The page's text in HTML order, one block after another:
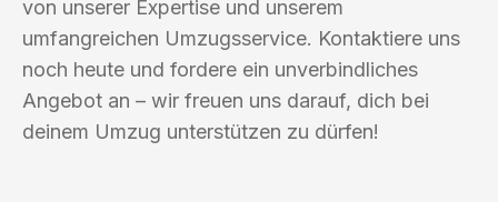
von unserer Expertise und unserem
umfangreichen Umzugsservice. Kontaktiere uns
noch heute und fordere ein unverbindliches
Angebot an – wir freuen uns darauf, dich bei
deinem Umzug unterstützen zu dürfen!